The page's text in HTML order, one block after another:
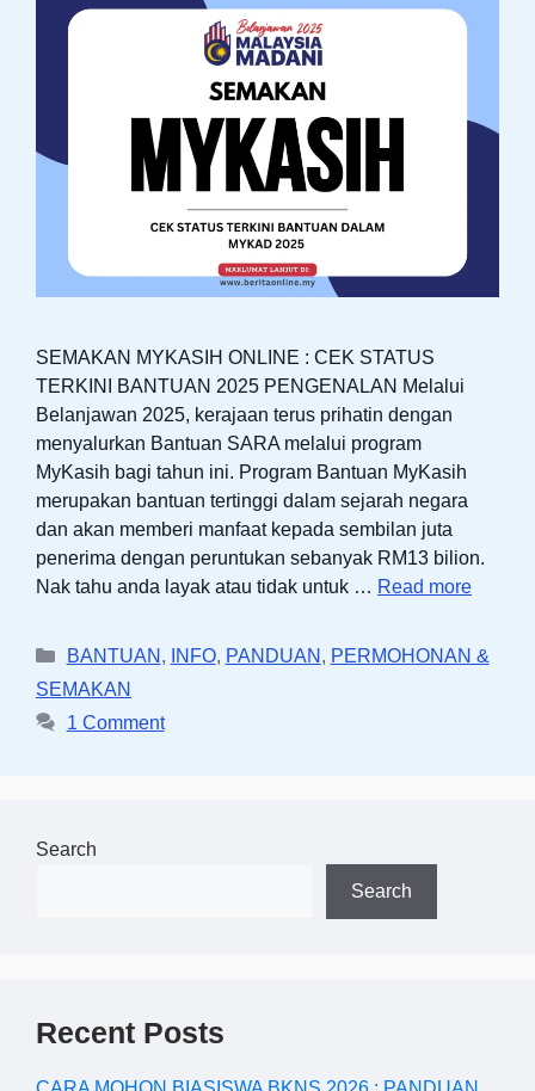
SEMAKAN MYKASIH ONLINE : CEK STATUS
TERKINI BANTUAN 2025 PENGENALAN Melalui
Belanjawan 2025, kerajaan terus prihatin dengan
menyalurkan Bantuan SARA melalui program
MyKasih bagi tahun ini. Program Bantuan MyKasih
merupakan bantuan tertinggi dalam sejarah negara
dan akan memberi manfaat kepada sembilan juta
penerima dengan peruntukan sebanyak RM13 bilion.
Nak tahu anda layak atau tidak untuk … Read more
Categories
BANTUAN , INFO, PANDUAN , PERMOHONAN &
SEMAKAN
1 Comment
Search
Search
Recent Posts